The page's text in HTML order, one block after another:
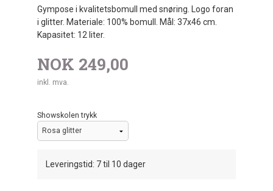
Gympose i kvalitetsbomull med snøring. Logo foran
i glitter. Materiale: 100% bomull. Mål: 37x46 cm.
Kapasitet: 12 liter.
NOK 249,00
inkl. mva.
Showskolen trykk
Leveringstid: 7 til 10 dager